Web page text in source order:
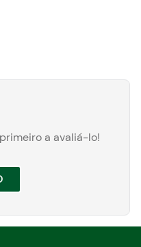
a avaliá-lo!